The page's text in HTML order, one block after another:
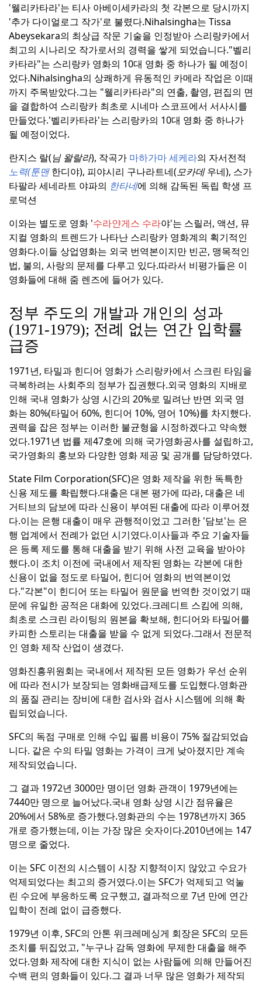
'웰리카타라'는 티사 아베이세카라의 첫 각본으로 당시까지
'추가 다이얼로그 작가'로 불렸다.Nihalsingha는 Tissa
Abeysekara의 최상급 작문 기술을 인정받아 스리랑카에서
최고의 시나리오 작가로서의 경력을 쌓게 되었습니다."벨리
카타라"는 스리랑카 영화의 10대 영화 중 하나가 될 예정이
었다.Nihalsingha의 상쾌하게 유동적인 카메라 작업은 이때
까지 주목받았다.그는 "웰리카타라"의 연출, 촬영, 편집의 면
을 결합하여 스리랑카 최초로 시네마 스코프에서 서사시를
만들었다.'벨리카타라'는 스리랑카의 10대 영화 중 하나가
될 예정이었다.
란지스 랄(님 왈랄라), 작곡가 마하가마 세케라의 자서전적
노력(툰맨한디야), 피야시리 구나라트네(모카데우네), 스가
타팔라 세네라트 야파의 한타네에 의해 감독된 독립 학생 프
로덕션
이와는 별도로 영화 '수라얀게스 수라야'는 스릴러, 액션, 뮤
지컬 영화의 트렌드가 나타난 스리랑카 영화계의 획기적인
영화다.이들 상업영화는 외국 번역본이지만 빈곤, 맹목적인
법, 불의, 사랑의 문제를 다루고 있다.따라서 비평가들은 이
영화들에 대해 줌 렌즈에 들어가 있다.
정부 주도의 개발과 개인의 성과
(1971-1979); 전례 없는 연간 입학률
급증
1971년, 타밀과 힌디어 영화가 스리랑카에서 스크린 타임을
극복하려는 사회주의 정부가 집권했다.외국 영화의 지배로
인해 국내 영화가 상영 시간의 20%로 밀려난 반면 외국 영
화는 80%(타밀어 60%, 힌디어 10%, 영어 10%)를 차지했다.
권력을 잡은 정부는 이러한 불균형을 시정하겠다고 약속했
었다.1971년 법률 제47호에 의해 국가영화공사를 설립하고,
국가영화의 홍보와 다양한 영화 제공 및 공개를 담당하였다.
State Film Corporation(SFC)은 영화 제작을 위한 독특한
신용 제도를 확립했다.대출은 대본 평가에 따라, 대출은 네
거티브의 담보에 따라 신용이 부여된 대출에 따라 이루어졌
다.이는 은행 대출이 매우 관행적이었고 그러한 '담보'는 은
행 업계에서 전례가 없던 시기였다.이사들과 주요 기술자들
은 등록 제도를 통해 대출을 받기 위해 사전 교육을 받아야
했다.이 조치 이전에 국내에서 제작된 영화는 각본에 대한
신용이 없을 정도로 타밀어, 힌디어 영화의 번역본이었
다."각본"이 힌디어 또는 타밀어 원문을 번역한 것이었기 때
문에 유일한 공적은 대화에 있었다.크레디트 스킴에 의해,
최초로 스크린 라이팅의 원본을 확보해, 힌디어와 타밀어를
카피한 스토리는 대출을 받을 수 없게 되었다.그래서 전문적
인 영화 제작 산업이 생겼다.
영화진흥위원회는 국내에서 제작된 모든 영화가 우선 순위
에 따라 전시가 보장되는 영화배급제도를 도입했다.영화관
의 품질 관리는 장비에 대한 검사와 검사 시스템에 의해 확
립되었습니다.
SFC의 독점 구매로 인해 수입 필름 비용이 75% 절감되었습
니다. 같은 수의 타밀 영화는 가격이 크게 낮아졌지만 계속
제작되었습니다.
그 결과 1972년 3000만 명이던 영화 관객이 1979년에는
7440만 명으로 늘어났다.국내 영화 상영 시간 점유율은
20%에서 58%로 증가했다.영화관의 수는 1978년까지 365
개로 증가했는데, 이는 가장 많은 숫자이다.2010년에는 147
명으로 줄었다.
이는 SFC 이전의 시스템이 시장 지향적이지 않았고 수요가
억제되었다는 최고의 증거였다.이는 SFC가 억제되고 억눌
린 수요에 부응하도록 요구했고, 결과적으로 7년 만에 연간
입학이 전례 없이 급증했다.
1979년 이후, SFC의 안톤 위크레메싱게 회장은 SFC의 모든
조치를 뒤집었고, "누구나 감독 영화에 무제한 대출을 해주
었다.영화 제작에 대한 지식이 없는 사람들에 의해 만들어진
수백 편의 영화들이 있다.그 결과 너무 많은 영화가 제작되